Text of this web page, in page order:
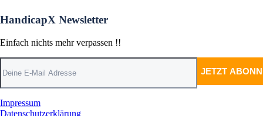
HandicapX Newsletter
Einfach nichts mehr verpassen !!
Impressum
Datenschutzerklärung